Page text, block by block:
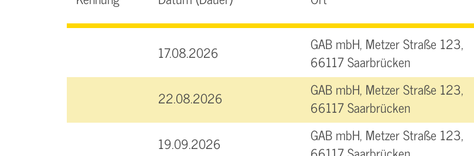
17.08.2026
GAB mbH, Metzer Straße 123,
66117 Saarbrücken
22.08.2026
GAB mbH, Metzer Straße 123,
66117 Saarbrücken
19.09.2026
GAB mbH, Metzer Straße 123,